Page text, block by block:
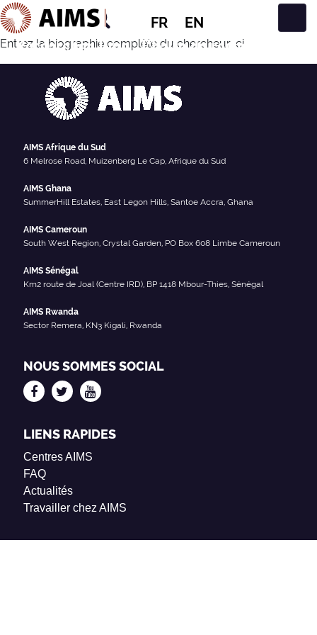
FR EN
Navigation principale
Researcher Type :Chaire de recherche
Entrez la biographie complète du chercheur ici
AIMS Afrique du Sud
6 Melrose Road, Muizenberg Le Cap, Afrique du Sud
AIMS Ghana
SummerHill Estates, East Legon Hills, Santoe Accra, Ghana
AIMS Cameroun
South West Region, Crystal Garden, PO Box 608 Limbe Cameroun
AIMS Sénégal
Km2 route de Joal (Centre IRD), BP 1418 Mbour-Thies, Sénégal
AIMS Rwanda
Sector Remera, KN3 Kigali, Rwanda
NOUS SOMMES SOCIAL
LIENS RAPIDES
Centres AIMS
FAQ
Actualités
Travailler chez AIMS